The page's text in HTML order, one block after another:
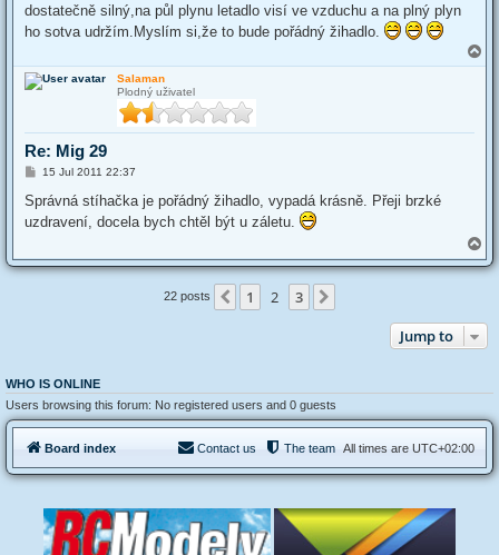
dostatečně silný,na půl plynu letadlo visí ve vzduchu a na plný plyn
ho sotva udržím.Myslím si,že to bude pořádný žihadlo.
o
Salaman
Plodný uživatel
Re: Mig 29
P
s
15 Jul 2011 22:37
Správná stíhačka je pořádný žihadlo, vypadá krásně. Přeji brzké
uzdravení, docela bych chtěl být u záletu.
o
p
22 posts Previous
1 2 3
Jump to
WHO IS ONLINE
Users browsing this forum: No registered users and 0 guests
Board index All times are UTC+02:00
The team
Contact us